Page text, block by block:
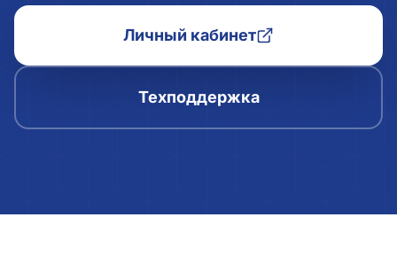
Личный кабинет
Техподдержка